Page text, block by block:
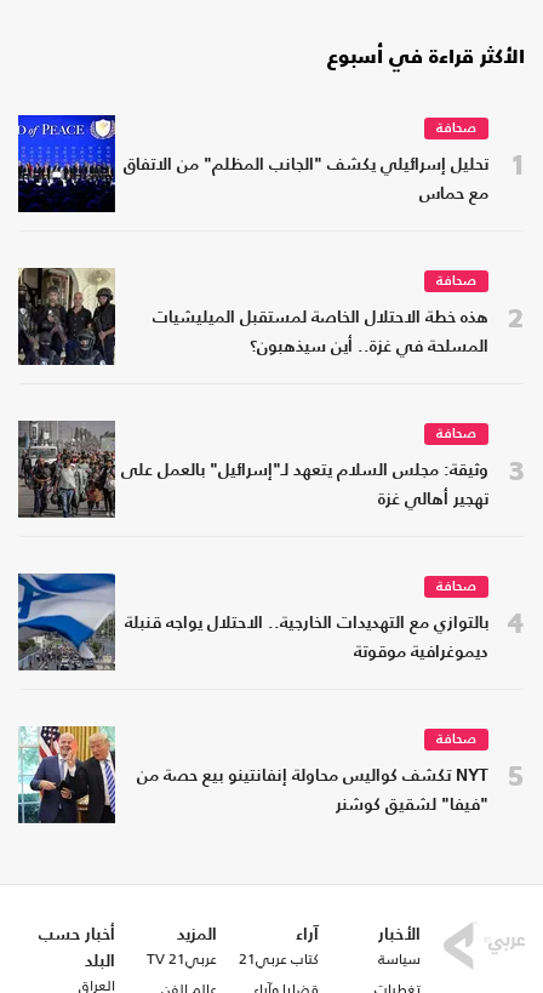
الأكثر قراءة في أسبوع
1
صحافة
تحليل إسرائيلي يكشف "الجانب المظلم" من الاتفاق
مع حماس
2
صحافة
هذه خطة الاحتلال الخاصة لمستقبل الميليشيات
المسلحة في غزة.. أين سيذهبون؟
3
صحافة
وثيقة: مجلس السلام يتعهد لـ"إسرائيل" بالعمل على
تهجير أهالي غزة
4
صحافة
بالتوازي مع التهديدات الخارجية.. الاحتلال يواجه قنبلة
ديموغرافية موقوتة
5
صحافة
NYT تكشف كواليس محاولة إنفانتينو بيع حصة من
"فيفا" لشقيق كوشنر
الأخبار
سياسة
آراء
كتاب عربي21
المزيد
عربي21 TV
أخبار حسب
البلد
العراق